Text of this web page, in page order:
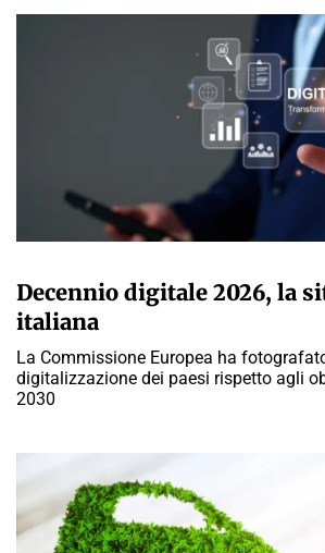
Decennio digitale 2026, la
italiana
La Commissione Europea ha
digitalizzazione dei paesi rispetto agli
2030